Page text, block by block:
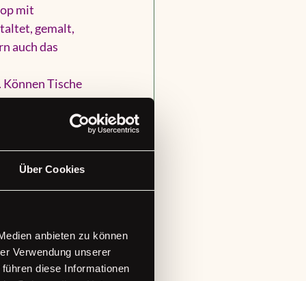
Über Cookies
anbieten zu können
Verwendung unserer
diese Informationen
mit
gemalt,
auch das
Tische
sich niemand
ob sich der